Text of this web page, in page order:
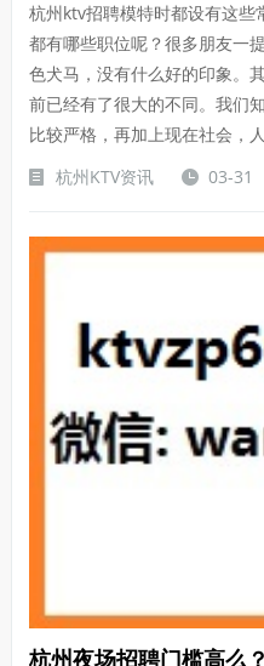
杭州ktv招聘模特时都设有这
都有哪些职位呢？很多朋友一
色犬马，没有什么好的印象。
前已经有了很大的不同。我们
比较严格，再加上现在社会，
杭州KTV资讯
03-31
杭州夜场招聘门槛高么？